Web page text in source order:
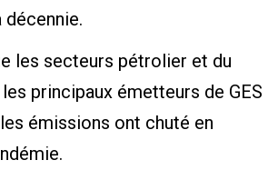
décennie.
les secteurs pétrolier et du
principaux émetteurs de GES
les émissions ont chuté en